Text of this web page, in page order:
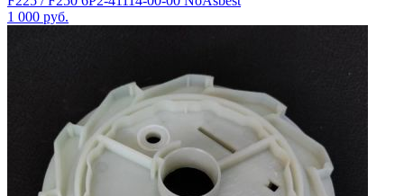
1 000 руб.